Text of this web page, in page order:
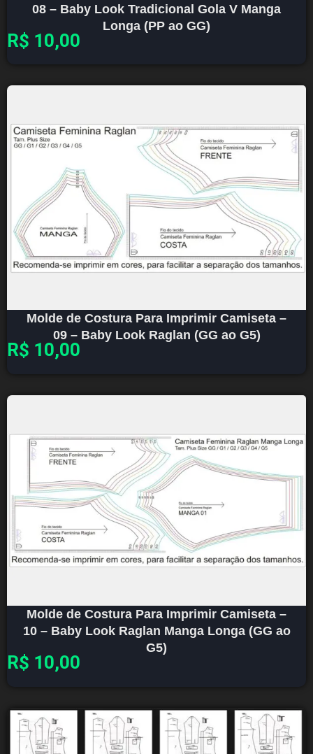
08 – Baby Look Tradicional Gola V Manga
Longa (PP ao GG)
R$ 10,00
Molde de Costura Para Imprimir Camiseta –
09 – Baby Look Raglan (GG ao G5)
R$ 10,00
Molde de Costura Para Imprimir Camiseta –
10 – Baby Look Raglan Manga Longa (GG ao
G5)
R$ 10,00